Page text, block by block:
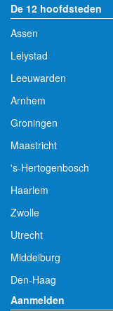
De 12 hoofdsteden
Assen
Lelystad
Leeuwarden
Arnhem
Groningen
Maastricht
's-Hertogenbosch
Haarlem
Zwolle
Utrecht
Middelburg
Den-Haag
Aanmelden